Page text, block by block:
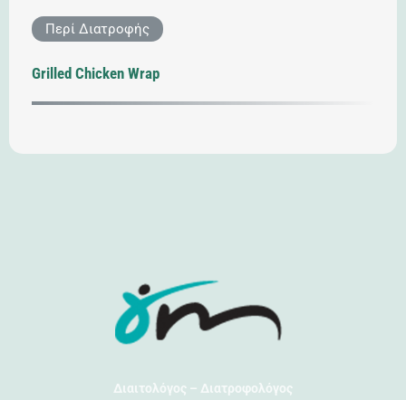
Περί Διατροφής
Grilled Chicken Wrap
Διαιτολόγος – Διατροφολόγος